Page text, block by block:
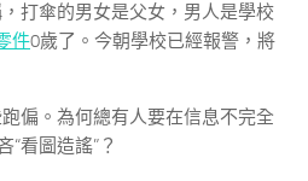
打傘的男女是父女，男人是學校
件0歲了。今朝學校已經報警，將
偏。為何總有人要在信息不完全
“看圖造謠”？